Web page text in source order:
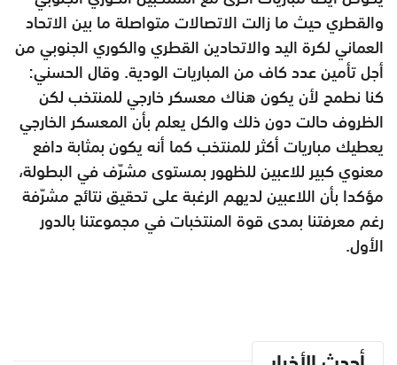
والقطري حيث ما زالت الاتصالات متواصلة ما بين الاتحاد
العماني لكرة اليد والاتحادين القطري والكوري الجنوبي من
أجل تأمين عدد كاف من المباريات الودية. وقال الحسني:
كنا نطمح لأن يكون هناك معسكر خارجي للمنتخب لكن
الظروف حالت دون ذلك والكل يعلم بأن المعسكر الخارجي
يعطيك مباريات أكثر للمنتخب كما أنه يكون بمثابة دافع
معنوي كبير للاعبين للظهور بمستوى مشرّف في البطولة،
مؤكدا بأن اللاعبين لديهم الرغبة على تحقيق نتائج مشرّفة
رغم معرفتنا بمدى قوة المنتخبات في مجموعتنا بالدور
الأول.